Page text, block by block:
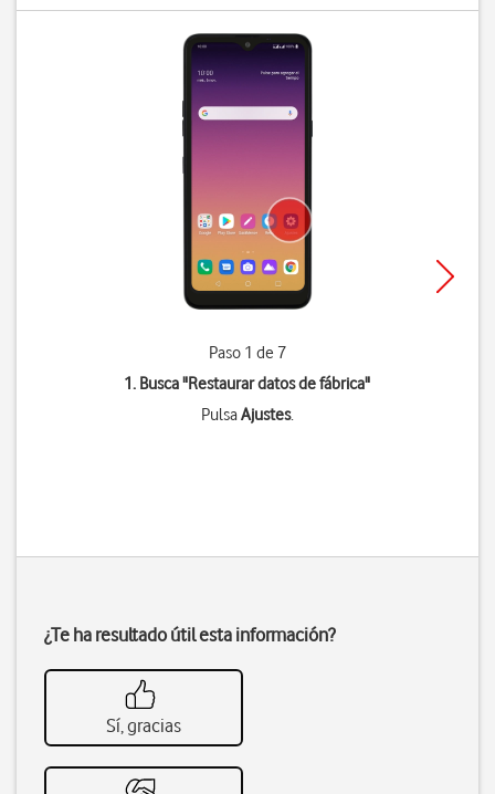
Paso 1 de 7
1. Busca "Restaurar datos de fábrica"
PulsaAjustes.
¿Te ha resultado útil esta información?
Sí, gracias